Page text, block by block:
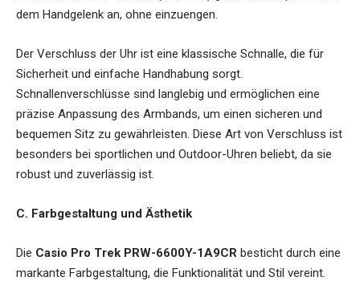
dem Handgelenk an, ohne einzuengen.
Der Verschluss der Uhr ist eine klassische Schnalle, die für
Sicherheit und einfache Handhabung sorgt.
Schnallenverschlüsse sind langlebig und ermöglichen eine
präzise Anpassung des Armbands, um einen sicheren und
bequemen Sitz zu gewährleisten. Diese Art von Verschluss ist
besonders bei sportlichen und Outdoor-Uhren beliebt, da sie
robust und zuverlässig ist.
C. Farbgestaltung und Ästhetik
Die Casio Pro Trek PRW-6600Y-1A9CR besticht durch eine
markante Farbgestaltung, die Funktionalität und Stil vereint.